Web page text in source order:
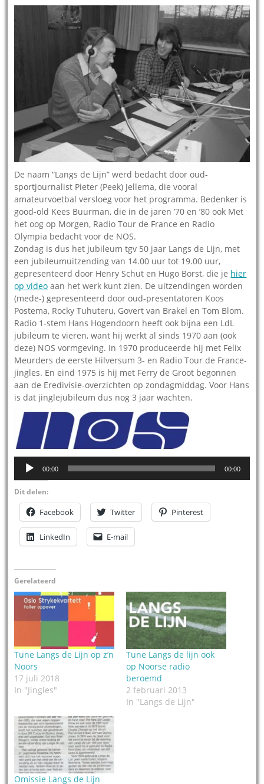
De naam “Langs de Lijn” werd bedacht door oud-
sportjournalist Pieter (Peek) Jellema, die vooral
amateurvoetbal versloeg voor het programma. Bedenker is
good-old Kees Buurman, die in de jaren ’70 en ’80 ook Met
het oog op Morgen, Radio Tour de France en Radio
Olympia bedacht voor de NOS.
Zondag is dus het jubileum tgv 50 jaar Langs de Lijn, met
een jubileumuitzending van 14.00 uur tot 19.00 uur,
gepresenteerd door Henry Schut en Hugo Borst, die je hier
op video aan het werk kunt zien. De uitzendingen worden
(mede-) gepresenteerd door oud-presentatoren Koos
Postema, Rocky Tuhuteru, Govert van Brakel en Tom Blom.
Radio 1-stem Hans Hogendoorn heeft ook bijna een LdL
jubileum te vieren, want hij werkt al sinds 1970 aan (ook
deze) NOS vormgeving. In 1970 produceerde hij met Felix
Meurders de eerste Hilversum 3- en Radio Tour de France-
jingles. En eind 1975 is hij met Ferry de Groot begonnen
aan de Eredivisie-overzichten op zondagmiddag. Voor Hans
is dat jinglejubileum dus nog 3 jaar wachten.
00:00 00:00
Dit delen:
Facebook Twitter Pinterest
LinkedIn E-mail
Gerelateerd
Tune Langs de Lijn op z’n
Noors
17 juli 2018
In "Jingles"
Tune Langs de lijn ook
op Noorse radio
beroemd
2 februari 2013
In "Langs de Lijn"
Omissie Langs de Lijn